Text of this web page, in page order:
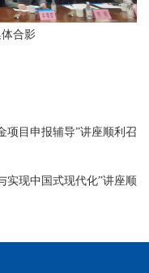
合影
项目申报辅导”讲座顺利召
实现中国式现代化”讲座顺